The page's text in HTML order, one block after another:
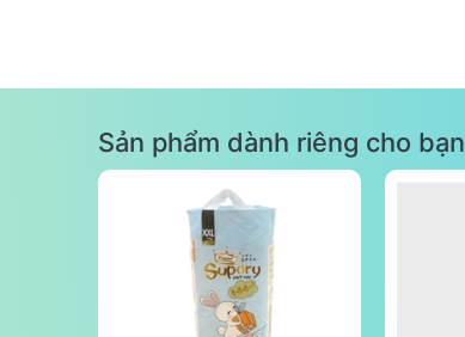
Sản phẩm dành riêng cho bạn